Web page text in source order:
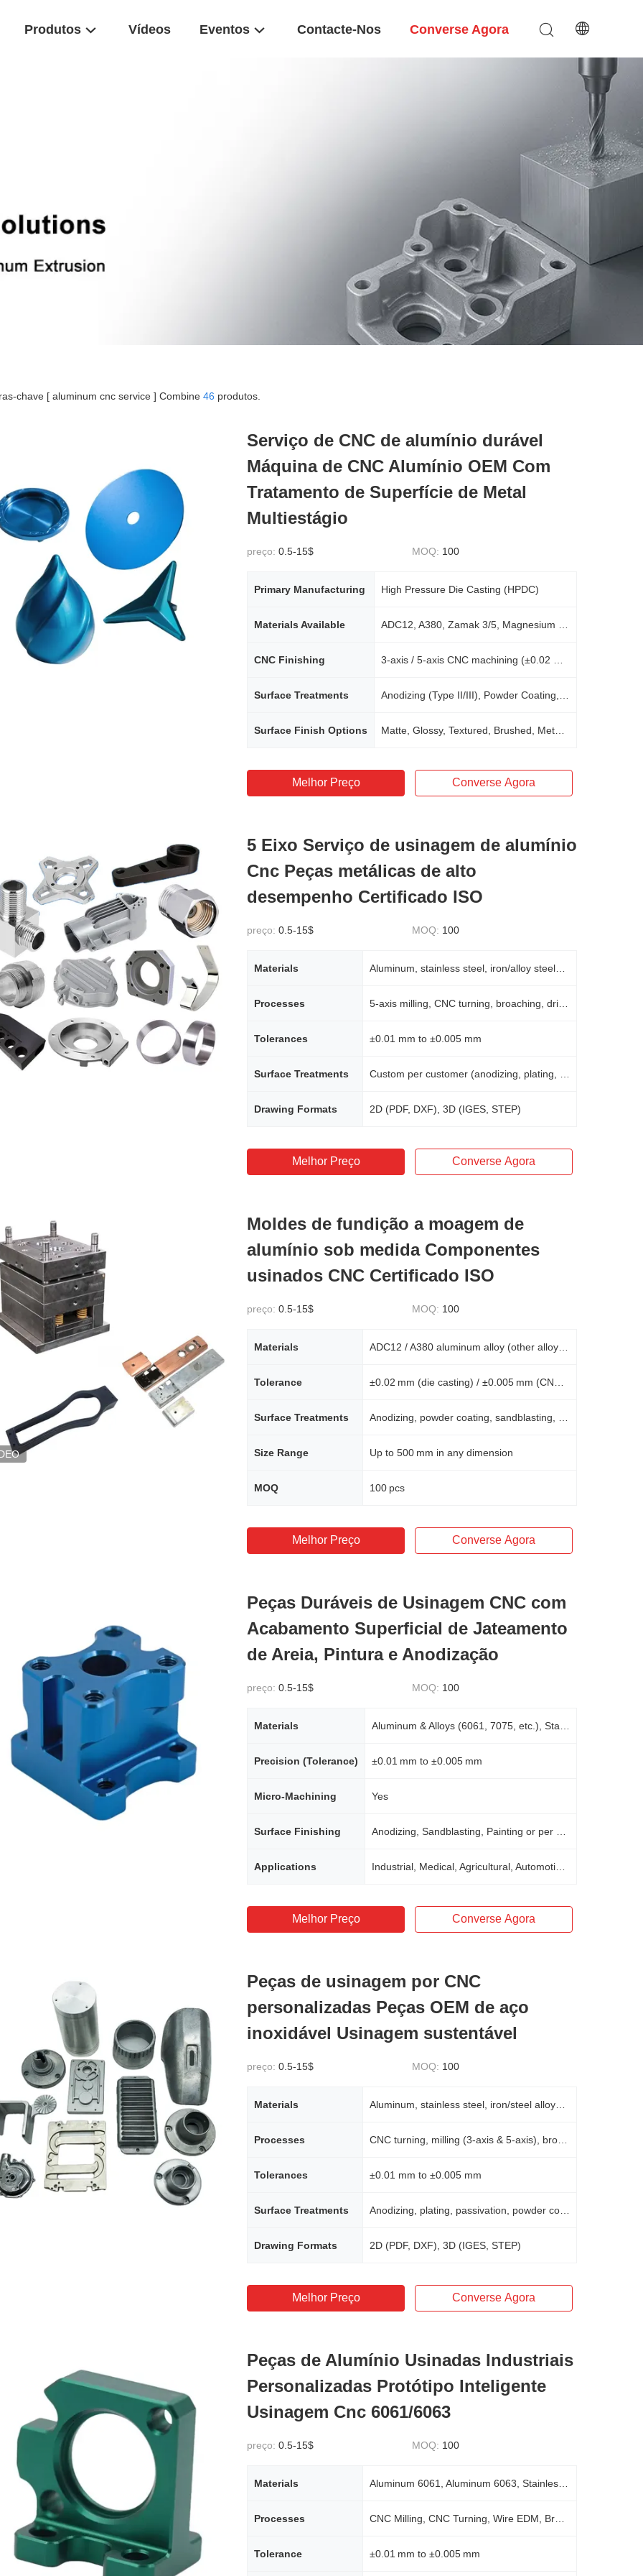
Produtos Vídeos Eventos Contacte-Nos Converse Agora
chave [ aluminum cnc service ] Combine 46 produtos.
Serviço de CNC de alumínio durável
Máquina de CNC Alumínio OEM Com
Tratamento de Superfície de Metal
Multiestágio
preço: 0.5-15$ MOQ: 100
Primary Manufacturing High Pressure Die Casting (HPDC)
Materials Available
CNC Finishing
Surface Treatments
Surface Finish Options
Melhor Preço Converse Agora
5 Eixo Serviço de usinagem de alumínio
Cnc Peças metálicas de alto
desempenho Certificado ISO
preço: 0.5-15$ MOQ: 100
Materials
Processes
Tolerances ±0.01 mm to ±0.005 mm
Surface Treatments
Drawing Formats 2D (PDF, DXF), 3D (IGES, STEP)
Melhor Preço Converse Agora
Moldes de fundição a moagem de
alumínio sob medida Componentes
usinados CNC Certificado ISO
preço: 0.5-15$ MOQ: 100
Materials
Tolerance
Surface Treatments
Size Range Up to 500 mm in any dimension
MOQ 100 pcs
Melhor Preço Converse Agora
Peças Duráveis de Usinagem CNC com
Acabamento Superficial de Jateamento
de Areia, Pintura e Anodização
preço: 0.5-15$ MOQ: 100
Materials
Precision (Tolerance) ±0.01 mm to ±0.005 mm
Micro‑Machining Yes
Surface Finishing
Applications
Melhor Preço Converse Agora
Peças de usinagem por CNC
personalizadas Peças OEM de aço
inoxidável Usinagem sustentável
preço: 0.5-15$ MOQ: 100
Materials
Processes
Tolerances ±0.01 mm to ±0.005 mm
Surface Treatments
Drawing Formats 2D (PDF, DXF), 3D (IGES, STEP)
Melhor Preço Converse Agora
Peças de Alumínio Usinadas Industriais
Personalizadas Protótipo Inteligente
Usinagem Cnc 6061/6063
preço: 0.5-15$ MOQ: 100
Materials
Processes
Tolerance ±0.01 mm to ±0.005 mm